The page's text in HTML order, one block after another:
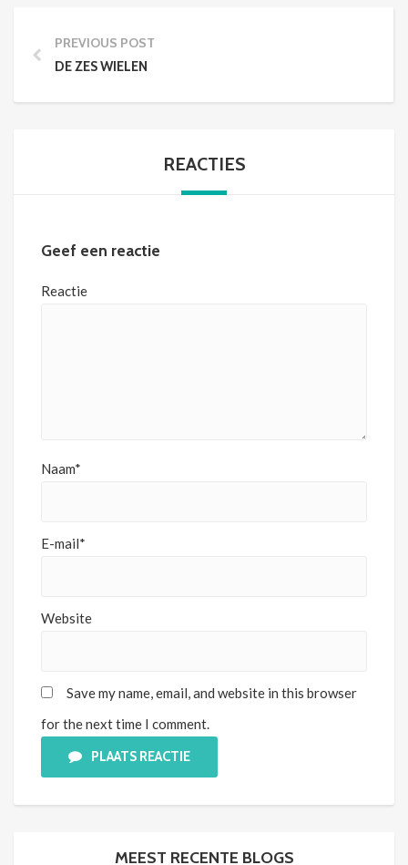
PREVIOUS POST
DE ZES WIELEN
REACTIES
Geef een reactie
Reactie
Naam*
E-mail*
Website
Save my name, email, and website in this browser
for the next time I comment.
PLAATS REACTIE
MEEST RECENTE BLOGS